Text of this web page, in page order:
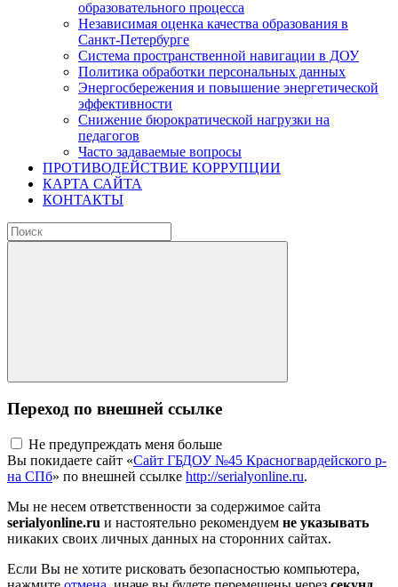
образовательного процесса
Независимая оценка качества образования в
Санкт-Петербурге
Система пространственной навигации в ДОУ
Политика обработки персональных данных
Энергосбережения и повышение энергетической
эффективности
Снижение бюрократической нагрузки на
педагогов
Часто задаваемые вопросы
ПРОТИВОДЕЙСТВИЕ КОРРУПЦИИ
КАРТА САЙТА
КОНТАКТЫ
Переход по внешней ссылке
Не предупреждать меня больше
Вы покидаете сайт «Сайт ГБДОУ №45 Красногвардейского р-
на СПб» по внешней ссылке http://serialyonline.ru.
Мы не несем ответственности за содержимое сайта
serialyonline.ru и настоятельно рекомендуем не указывать
никаких своих личных данных на сторонних сайтах.
Если Вы не хотите рисковать безопасностью компьютера,